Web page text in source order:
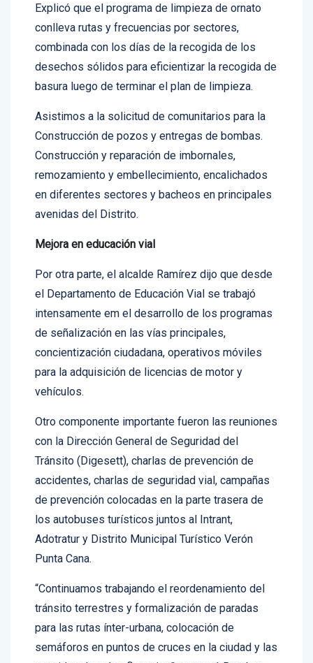
Explicó que el programa de limpieza de ornato
conlleva rutas y frecuencias por sectores,
combinada con los días de la recogida de los
desechos sólidos para eficientizar la recogida de
basura luego de terminar el plan de limpieza.
Asistimos a la solicitud de comunitarios para la
Construcción de pozos y entregas de bombas.
Construcción y reparación de imbornales,
remozamiento y embellecimiento, encalichados
en diferentes sectores y bacheos en principales
avenidas del Distrito.
Mejora en educación vial
Por otra parte, el alcalde Ramírez dijo que desde
el Departamento de Educación Vial se trabajó
intensamente em el desarrollo de los programas
de señalización en las vías principales,
concientización ciudadana, operativos móviles
para la adquisición de licencias de motor y
vehículos.
Otro componente importante fueron las reuniones
con la Dirección General de Seguridad del
Tránsito (Digesett), charlas de prevención de
accidentes, charlas de seguridad vial, campañas
de prevención colocadas en la parte trasera de
los autobuses turísticos juntos al Intrant,
Adotratur y Distrito Municipal Turístico Verón
Punta Cana.
“Continuamos trabajando el reordenamiento del
tránsito terrestres y formalización de paradas
para las rutas ínter-urbana, colocación de
semáforos en puntos de cruces en la ciudad y las